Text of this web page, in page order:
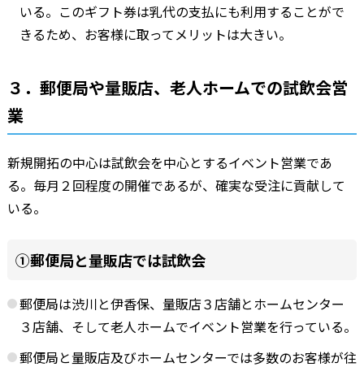
いる。このギフト券は乳代の支払にも利用することがで
きるため、お客様に取ってメリットは大きい。
３．郵便局や量販店、老人ホームでの試飲会営
業
新規開拓の中心は試飲会を中心とするイベント営業であ
る。毎月２回程度の開催であるが、確実な受注に貢献して
いる。
①郵便局と量販店では試飲会
郵便局は渋川と伊香保、量販店３店舗とホームセンター
３店舗、そして老人ホームでイベント営業を行っている。
郵便局と量販店及びホームセンターでは多数のお客様が往